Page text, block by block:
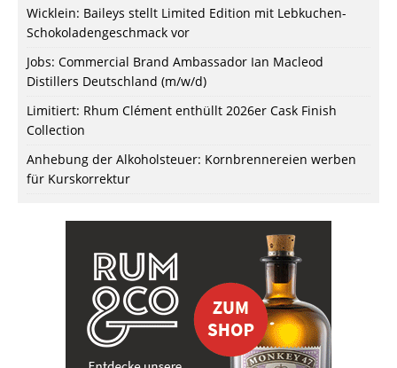
Wicklein: Baileys stellt Limited Edition mit Lebkuchen-
Schokoladengeschmack vor
Jobs: Commercial Brand Ambassador Ian Macleod
Distillers Deutschland (m/w/d)
Limitiert: Rhum Clément enthüllt 2026er Cask Finish
Collection
Anhebung der Alkoholsteuer: Kornbrennereien werben
für Kurskorrektur